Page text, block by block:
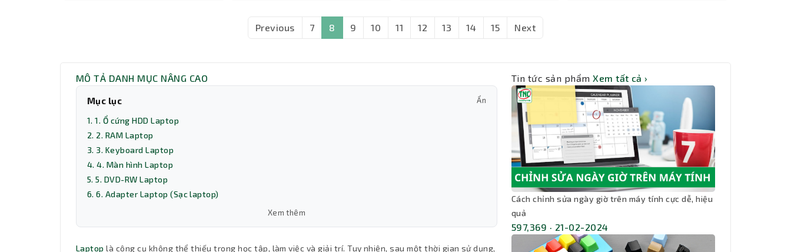
Previous 7 8 9 10 11 12 13 14 15 Next
MÔ TẢ DANH MỤC NÂNG CAO
Mục lục Ẩn
1. 1. Ổ cứng HDD Laptop
2. 2. RAM Laptop
3. 3. Keyboard Laptop
4. 4. Màn hình Laptop
5. 5. DVD-RW Laptop
6. 6. Adapter Laptop (Sạc laptop)
Xem thêm
Laptop là công cụ không thể thiếu trong học tập, làm việc và giải trí. Tuy nhiên, sau một thời gian sử dụng,
Tin tức sản phẩm Xem tất cả ›
Cách chỉnh sửa ngày giờ trên máy tính cực dễ, hiệu
quả
597,369 · 21-02-2024